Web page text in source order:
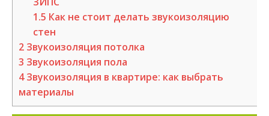
1.5 Как не стоит делать звукоизоляцию
стен
2 Звукоизоляция потолка
3 Звукоизоляция пола
4Звукоизоляция в квартире: как выбрать
материалы